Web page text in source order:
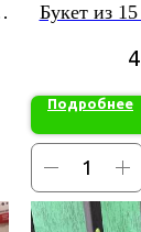
Букет из
Подробнее